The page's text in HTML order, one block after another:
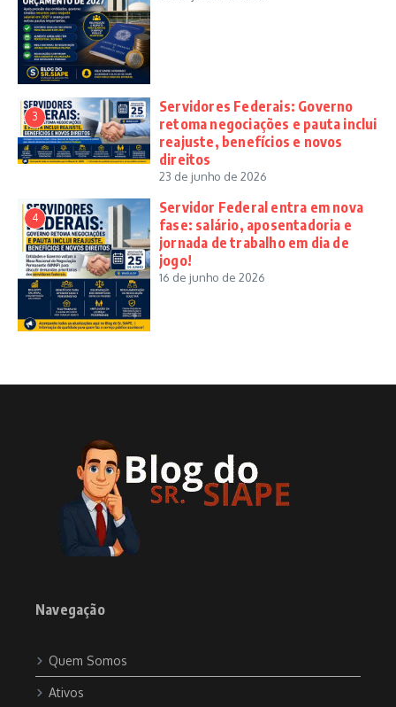
3
Servidores Federais: Governo
retoma negociações e pauta inclui
reajuste, benefícios e novos
direitos
23 de junho de 2026
4
Servidor Federal entra em nova
fase: salário, aposentadoria e
jornada de trabalho em dia de
jogo!
16 de junho de 2026
Navegação
Quem Somos
Ativos